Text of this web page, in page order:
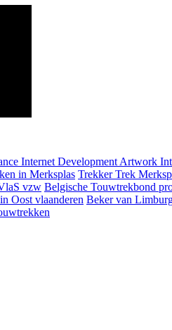
Internet Development Artwork
in Merksplas Trekker Trek
vzw Belgische Touwtrekbond
Oost vlaanderen Beker van